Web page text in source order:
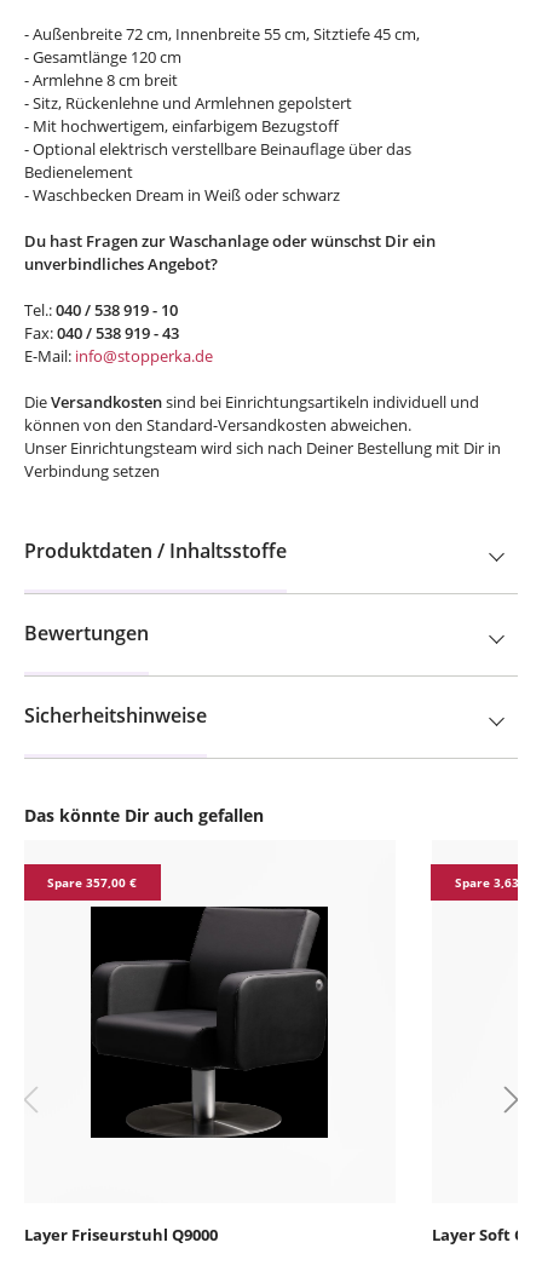
Das könnte Dir auch gefallen
Spare 357,00 €
Layer Friseurstuhl Q9000
Spare 3,63 €
Layer Soft
- Außenbreite 72 cm, Innenbreite 55 cm, Sitztiefe 45 cm,
- Gesamtlänge 120 cm
- Armlehne 8 cm breit
- Sitz, Rückenlehne und Armlehnen gepolstert
- Mit hochwertigem, einfarbigem Bezugstoff
- Optional elektrisch verstellbare Beinauflage über das
Bedienelement
- Waschbecken Dream in Weiß oder schwarz
Du hast Fragen zur Waschanlage oder wünschst Dir ein
unverbindliches Angebot?
Tel.:040 / 538 919 - 10
Fax:040 / 538 919 - 43
E-Mail: info@stopperka.de
DieVersandkostensind bei Einrichtungsartikeln individuell und
können von den Standard-Versandkosten abweichen.
Unser Einrichtungsteam wird sich nach Deiner Bestellung mit Dir in
Verbindung setzen
Produktdaten / Inhaltsstoffe
Bewertungen
Sicherheitshinweise